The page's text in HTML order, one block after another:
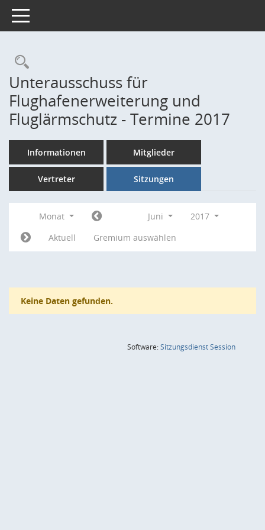
Toggle navigation
Rechercheauswahl
Unterausschuss für
Flughafenerweiterung und
Fluglärmschutz - Termine 2017
Informationen Mitglieder
Vertreter Sitzungen
Monat Juni
2017
Aktuell
Gremium auswählen
Keine Daten gefunden.
Software:SitzungsdienstSession(Wird in